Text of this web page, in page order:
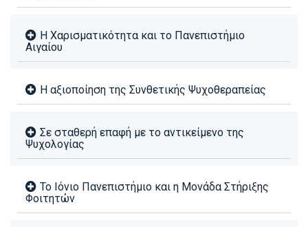
Η Χαρισματικότητα και το Πανεπιστήμιο
Αιγαίου
Η αξιοποίηση της Συνθετικής Ψυχοθεραπείας
Σε σταθερή επαφή με το αντικείμενο της
Ψυχολογίας
Το Ιόνιο Πανεπιστήμιο και η Μονάδα Στήριξης
Φοιτητών